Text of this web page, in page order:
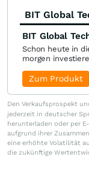
BIT Global
BIT Global
Schon heute in
morgen
Zum Produkt
Den Verkaufsprospekt
jederzeit in deutscher
herunterladen oder per
aufgrund ihrer
eine erhöhte Volatilität
die zukünftige